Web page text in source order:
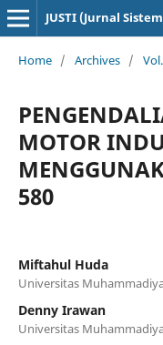
JUSTI (Jurnal
Home / Archives /
MOTOR
580
Miftahul Huda
Universitas
Denny Irawan
Universitas